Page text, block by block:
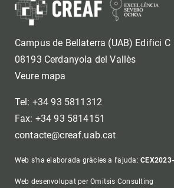
Campus de Bellaterra (UAB) Edifici C
08193 Cerdanyola del Vallès
Veure mapa
Tel: +34 93 5811312
Fax: +34 93 5814151
contacte@creaf.uab.cat
Web s'ha elaborada gràcies a l'ajuda:
Web desenvolupat per Omitsis Consulting